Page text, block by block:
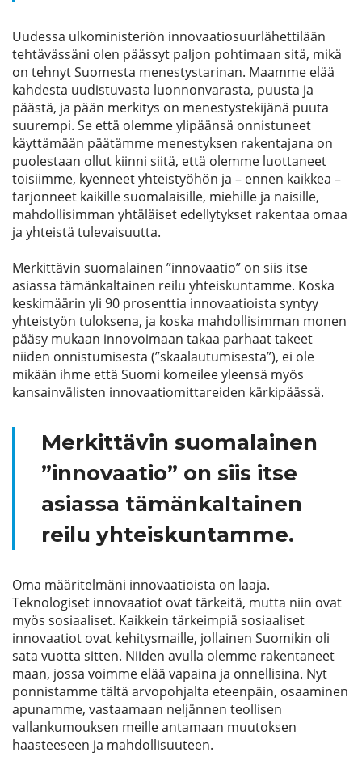
Uudessa ulkoministeriön innovaatiosuurlähettilään
tehtävässäni olen päässyt paljon pohtimaan sitä, mikä
on tehnyt Suomesta menestystarinan. Maamme elää
kahdesta uudistuvasta luonnonvarasta, puusta ja
päästä, ja pään merkitys on menestystekijänä puuta
suurempi. Se että olemme ylipäänsä onnistuneet
käyttämään päätämme menestyksen rakentajana on
puolestaan ollut kiinni siitä, että olemme luottaneet
toisiimme, kyenneet yhteistyöhön ja – ennen kaikkea –
tarjonneet kaikille suomalaisille, miehille ja naisille,
mahdollisimman yhtäläiset edellytykset rakentaa omaa
ja yhteistä tulevaisuutta.
Merkittävin suomalainen ”innovaatio” on siis itse
asiassa tämänkaltainen reilu yhteiskuntamme. Koska
keskimäärin yli 90 prosenttia innovaatioista syntyy
yhteistyön tuloksena, ja koska mahdollisimman monen
pääsy mukaan innovoimaan takaa parhaat takeet
niiden onnistumisesta (”skaalautumisesta”), ei ole
mikään ihme että Suomi komeilee yleensä myös
kansainvälisten innovaatiomittareiden kärkipäässä.
Merkittävin suomalainen
”innovaatio” on siis itse
asiassa tämänkaltainen
reilu yhteiskuntamme.
Oma määritelmäni innovaatioista on laaja.
Teknologiset innovaatiot ovat tärkeitä, mutta niin ovat
myös sosiaaliset. Kaikkein tärkeimpiä sosiaaliset
innovaatiot ovat kehitysmaille, jollainen Suomikin oli
sata vuotta sitten. Niiden avulla olemme rakentaneet
maan, jossa voimme elää vapaina ja onnellisina. Nyt
ponnistamme tältä arvopohjalta eteenpäin, osaaminen
apunamme, vastaamaan neljännen teollisen
vallankumouksen meille antamaan muutoksen
haasteeseen ja mahdollisuuteen.